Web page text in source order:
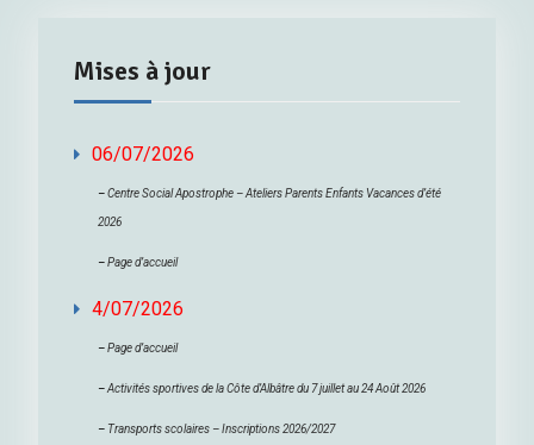
Mises à jour
06/07/2026
–Centre Social Apostrophe – Ateliers Parents Enfants Vacances d’été
2026
–Page d’accueil
4/07/2026
–Page d’accueil
–Activités sportives de la Côte d’Albâtre du 7 juillet au 24 Août 2026
– Transports scolaires – Inscriptions 2026/2027